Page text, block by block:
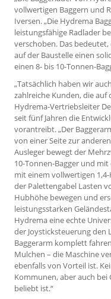
vollwertigen Baggern und
Iversen. „Die Hydrema
leistungsfähige Radlader
verschoben. Das
auf der Baustelle einen
einen 8- bis 10-Tonnen-
„Tatsächlich haben wir
zahlreiche Kunden, die auf
Hydrema-Vertriebsleiter
seit fünf Jahren die
vorantreibt. „Der
von einer Seite zur
Ausleger bewegt der
10-Tonnen-Bagger und
mit einem vollwertigen
der Palettengabel Lasten
Hubhöhe bewegen und
leistungsstarken
Hydrema eine echte
der Joysticksteuerung den
Baggerarm komplett
Mulchen – die Maschine
ebenfalls von Vorteil ist.
Kommunen, aber auch
beliebt ist.“